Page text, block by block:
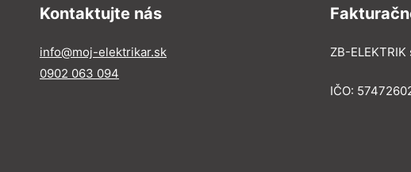
Kontaktujte nás
info@moj-elektrikar.sk
0902 063 094
ZB-ELEKTRIK
IČO: